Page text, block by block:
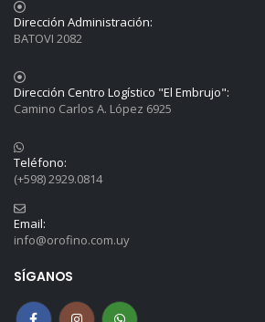
Dirección Administración:
BATOVI 2082
Dirección Centro Logístico "El Embrujo":
Camino Carlos A. López 6925
Teléfono:
(+598) 2929.0814
Email:
info@orofino.com.uy
SÍGANOS